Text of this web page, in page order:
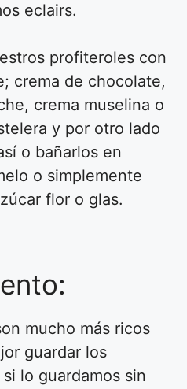
eclairs.
profiteroles con
crema de chocolate,
crema muselina o
y por otro lado
o bañarlos en
o simplemente
flor o glas.
mucho más ricos
guardar los
lo guardamos sin